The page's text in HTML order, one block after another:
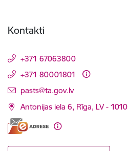
Kontakti
+371 67063800
+371 80001801
E-pasts:
pasts@ta.gov.lv
Antonijas iela 6, Rīga, LV - 1010